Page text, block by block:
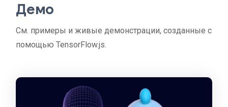
Демо
См. примеры и живые демонстрации, созданные с
помощью TensorFlow.js.